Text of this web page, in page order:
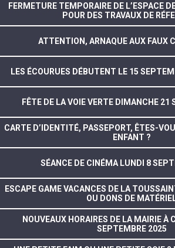
FERMETURE TEMPORAIRE DE L’ESPACE
POUR DES TRAVAUX DE
ATTENTION, ARNAQUE AUX FAUX
LES ÉCOURUES DÉBUTENT LE 15
FÊTE DE LA VOIE VERTE DIMANCHE 21
CARTE D’IDENTITÉ, PASSEPORT, ÊTES-
ENFANT ?
SÉANCE DE CINÉMA LUNDI 8
ESCAPE GAME VACANCES DE LA
OU DONS DE
NOUVEAUX HORAIRES DE LA MAIRIE À
SEPTEMBRE 2025